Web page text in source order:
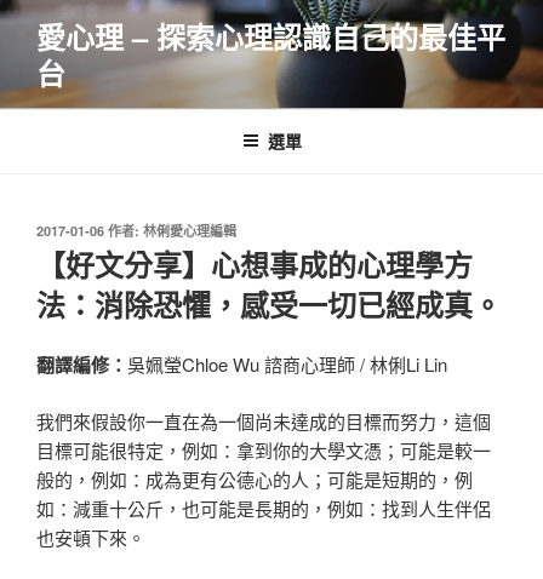
跳
要
愛心理 – 探索心理認識自己的最佳平
台
選單
發
2017-01-06 作者: 林俐愛心理編輯
【好文分享】心想事成的心理學方
法：消除恐懼，感受一切已經成真。
翻譯編修： 吳姵瑩Chloe Wu 諮商心理師 / 林俐Li Lin
我們來假設你一直在為一個尚未達成的目標而努力，這個
目標可能很特定，例如：拿到你的大學文憑；可能是較一
般的 ，例如：成為更有公德心的人；可能是短期的，例
如：減重十公斤，也可能是長期的，例如：找到人生伴侶
也安頓下來 。